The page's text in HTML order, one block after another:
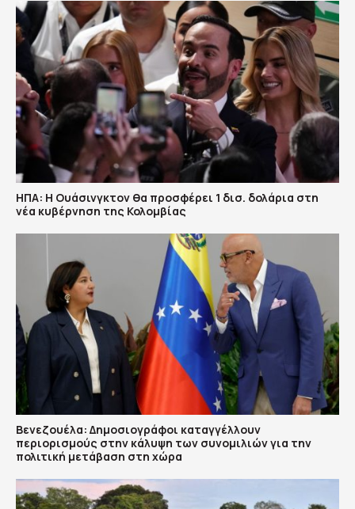
ΗΠΑ: H Ουάσινγκτον θα προσφέρει 1 δισ. δολάρια στη
νέα κυβέρνηση της Κολομβίας
Βενεζουέλα: Δημοσιογράφοι καταγγέλλουν
περιορισμούς στην κάλυψη των συνομιλιών για την
πολιτική μετάβαση στη χώρα